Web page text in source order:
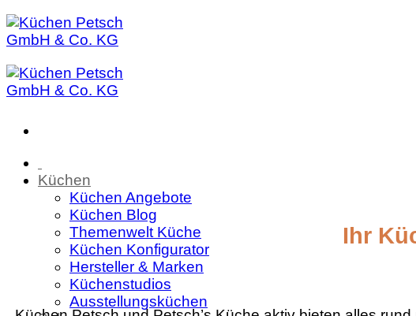
Zum
Inhalt
springen
Küchen
Küchen Angebote
Küchen Blog
Themenwelt Küche
Küchen Konfigurator
Hersteller & Marken
Küchenstudios
Ausstellungsküchen
Ihr